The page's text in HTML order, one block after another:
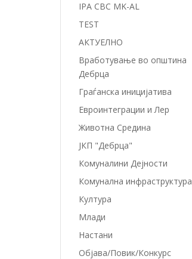
IPA CBC MK-AL
TEST
АКТУЕЛНО
Вработување во општина
Дебрца
Граѓанска иницијатива
Евроинтеграции и Лер
Животна Средина
ЈКП "Дебрца"
Комуналини Дејности
Комунална инфраструктура
Култура
Млади
Настани
Објава/Повик/Конкурс